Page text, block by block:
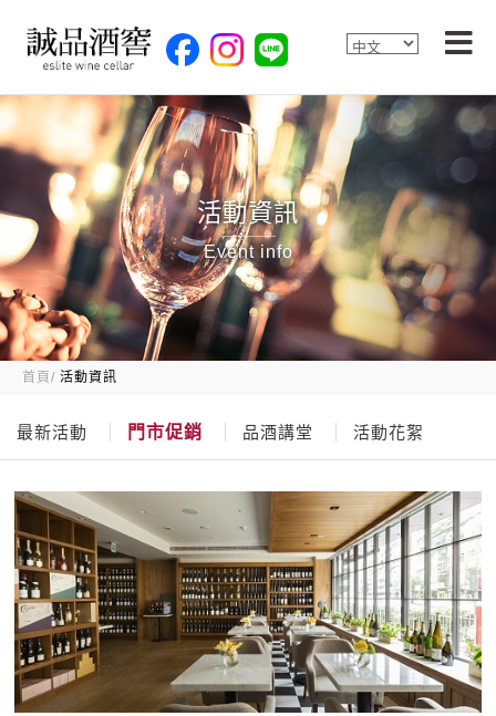
活動資訊
Event info
首頁 活動資訊
最新活動 門市促銷 品酒講堂 活動花絮